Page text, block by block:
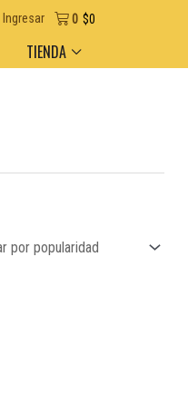
$0
0
Ingresar
TIENDA